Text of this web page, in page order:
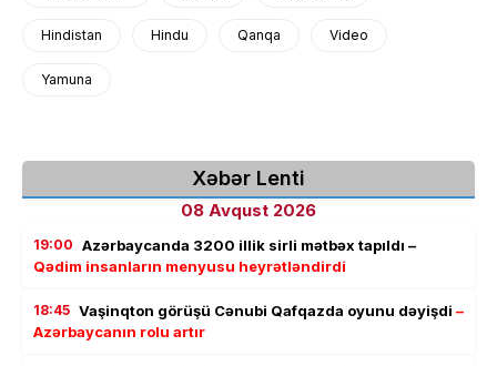
Hindistan Hindu Qanqa Video
Yamuna
Xəbər Lenti
08 Avqust 2026
19:00 Azərbaycanda 3200 illik sirli mətbəx tapıldı –
Qədim insanların menyusu heyrətləndirdi
18:45 Vaşinqton görüşü Cənubi Qafqazda oyunu dəyişdi –
Azərbaycanın rolu artır